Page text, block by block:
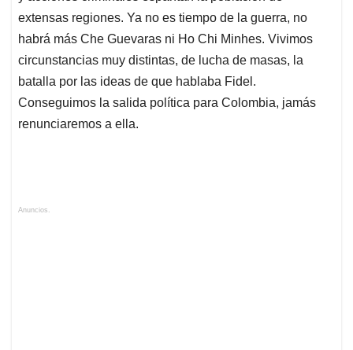
extensas regiones. Ya no es tiempo de la guerra, no
habrá más Che Guevaras ni Ho Chi Minhes. Vivimos
circunstancias muy distintas, de lucha de masas, la
batalla por las ideas de que hablaba Fidel.
Conseguimos la salida política para Colombia, jamás
renunciaremos a ella.
Anuncios.